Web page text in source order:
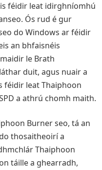
féidir leat idirghníomhú
Ós rud é gur
do Windows ar féidir
an bhfaisnéis
le Brath
duit, agus nuair a
féidir leat Thaiphoon
a athrú chomh maith.
Burner seo, tá an
thosaitheoirí a
Thaiphoon
táille a ghearradh,